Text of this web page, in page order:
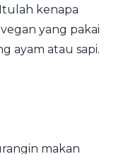
kenapa
yang pakai
ayam atau sapi.
makan